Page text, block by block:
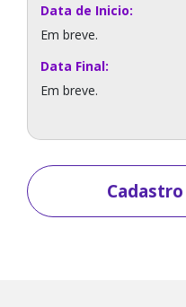
Data de Inicio:
Em breve.
Data Final:
Em breve.